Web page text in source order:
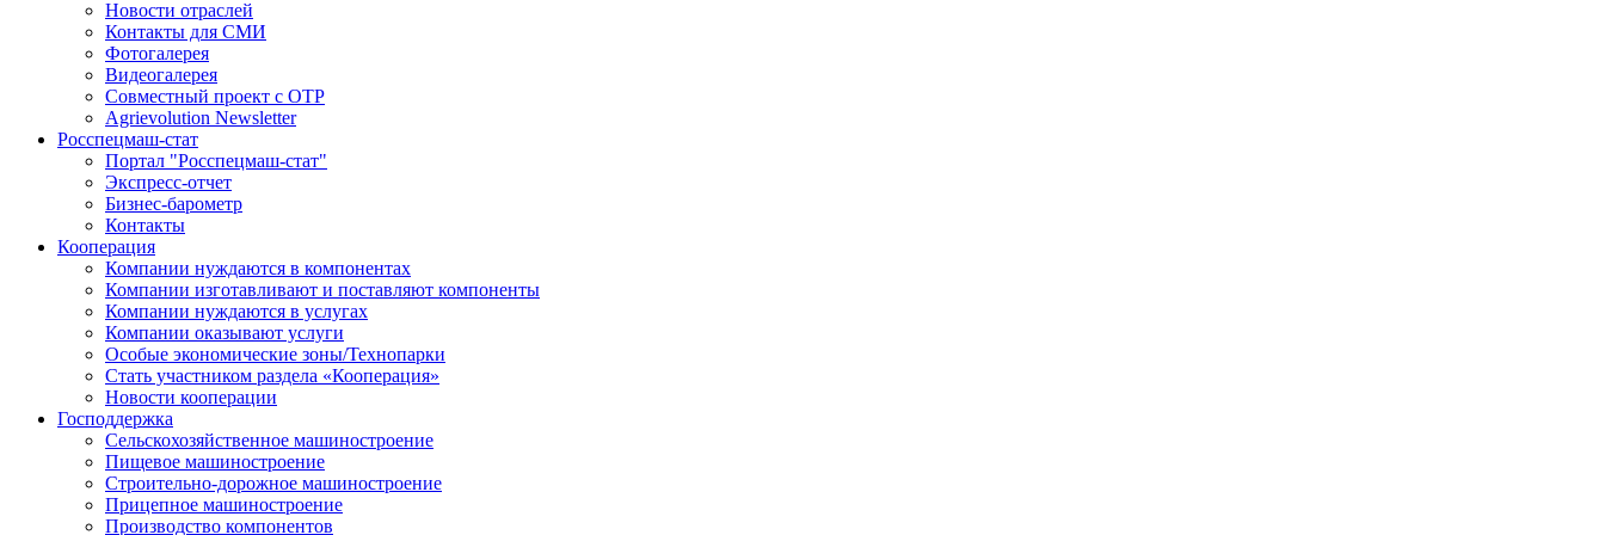
Новости отраслей
Контакты для СМИ
Фотогалерея
Видеогалерея
Совместный проект с ОТР
Agrievolution Newsletter
Росспецмаш-стат
Портал "Росспецмаш-стат"
Экспресс-отчет
Бизнес-барометр
Контакты
Кооперация
Компании нуждаются в компонентах
Компании изготавливают и поставляют компоненты
Компании нуждаются в услугах
Компании оказывают услуги
Особые экономические зоны/Технопарки
Стать участником раздела «Кооперация»
Новости кооперации
Господдержка
Сельскохозяйственное машиностроение
Пищевое машиностроение
Строительно-дорожное машиностроение
Прицепное машиностроение
Производство компонентов